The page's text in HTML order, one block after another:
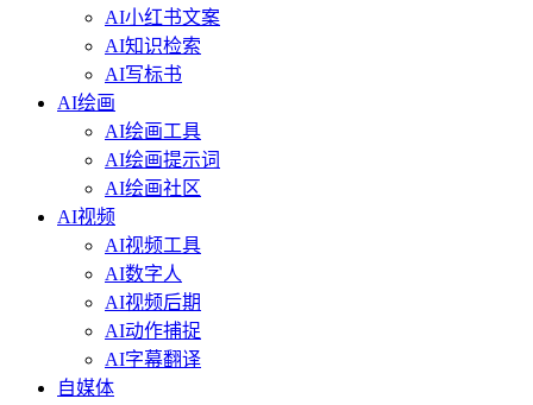
AI小红书文案
AI知识检索
AI写标书
AI绘画
AI绘画工具
AI绘画提示词
AI绘画社区
AI视频
AI视频工具
AI数字人
AI视频后期
AI动作捕捉
AI字幕翻译
自媒体